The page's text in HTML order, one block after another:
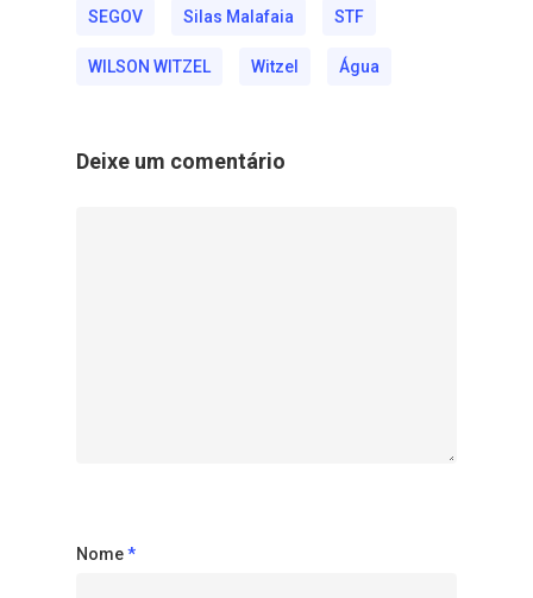
SEGOV Silas Malafaia STF
WILSON WITZEL Witzel Água
Deixe um comentário
Nome*